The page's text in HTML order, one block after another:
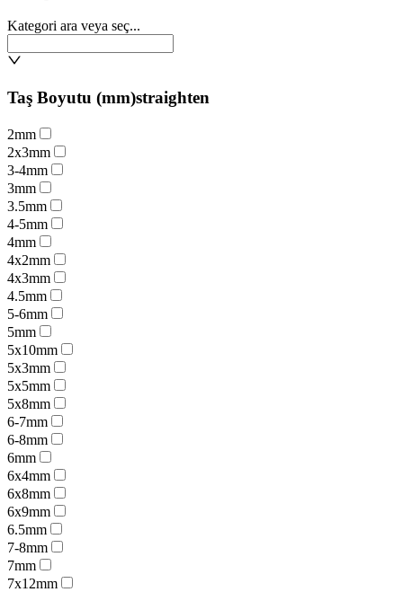
Kategori ara veya seç...
Taş Boyutu (mm)straighten
2mm
2x3mm
3-4mm
3mm
3.5mm
4-5mm
4mm
4x2mm
4x3mm
4.5mm
5-6mm
5mm
5x10mm
5x3mm
5x5mm
5x8mm
6-7mm
6-8mm
6mm
6x4mm
6x8mm
6x9mm
6.5mm
7-8mm
7mm
7x12mm